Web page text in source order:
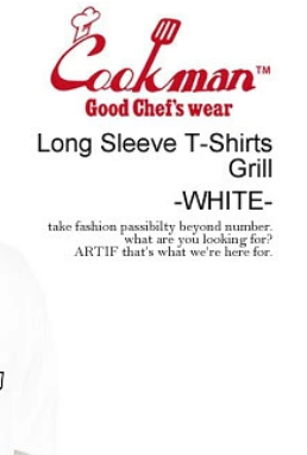
glamb × 劇場版『チ
ソーマン レゼ篇』第2
先行予約